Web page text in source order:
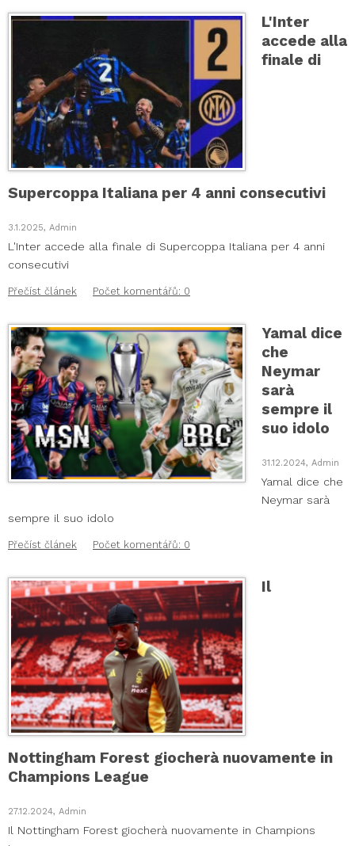
L'Inter
accede alla
finale di
Supercoppa Italiana per 4 anni consecutivi
3.1.2025, Admin
L'Inter accede alla finale di Supercoppa Italiana per 4 anni
consecutivi
Přečíst článek Počet komentářů: 0
Yamal dice
che
Neymar
sarà
sempre il
suo idolo
31.12.2024, Admin
Yamal dice che
Neymar sarà
sempre il suo idolo
Přečíst článek Počet komentářů: 0
Il
Nottingham Forest giocherà nuovamente in
Champions League
27.12.2024, Admin
Il Nottingham Forest giocherà nuovamente in Champions